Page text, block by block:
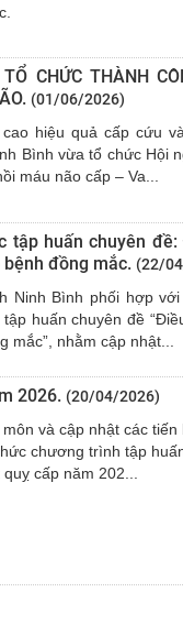
CHỨC THÀNH
(01/06/2026)
hiệu quả cấp cứu
Bình vừa tổ chức Hội
máu não cấp – Va...
tập huấn chuyên
đồng mắc. (22/
Ninh Bình phối hợp
huấn chuyên đề
nhằm cập nhật...
2026. (20/04/2026)
và cập nhật các tiến
chương trình tập
cấp năm 202...